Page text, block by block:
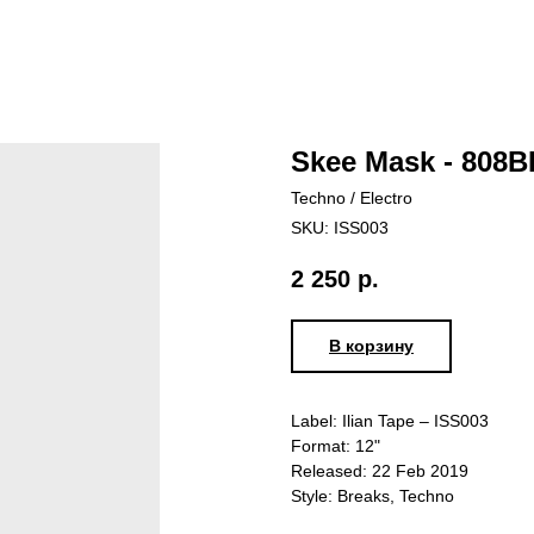
Skee Mask ‎-
Techno / Electro
SKU: ISS003
2 250 р.
В корзину
Label: Ilian Tape ‎– ISS003
Format: 12"
Released: 22 Feb 2019
Style: Breaks, Techno